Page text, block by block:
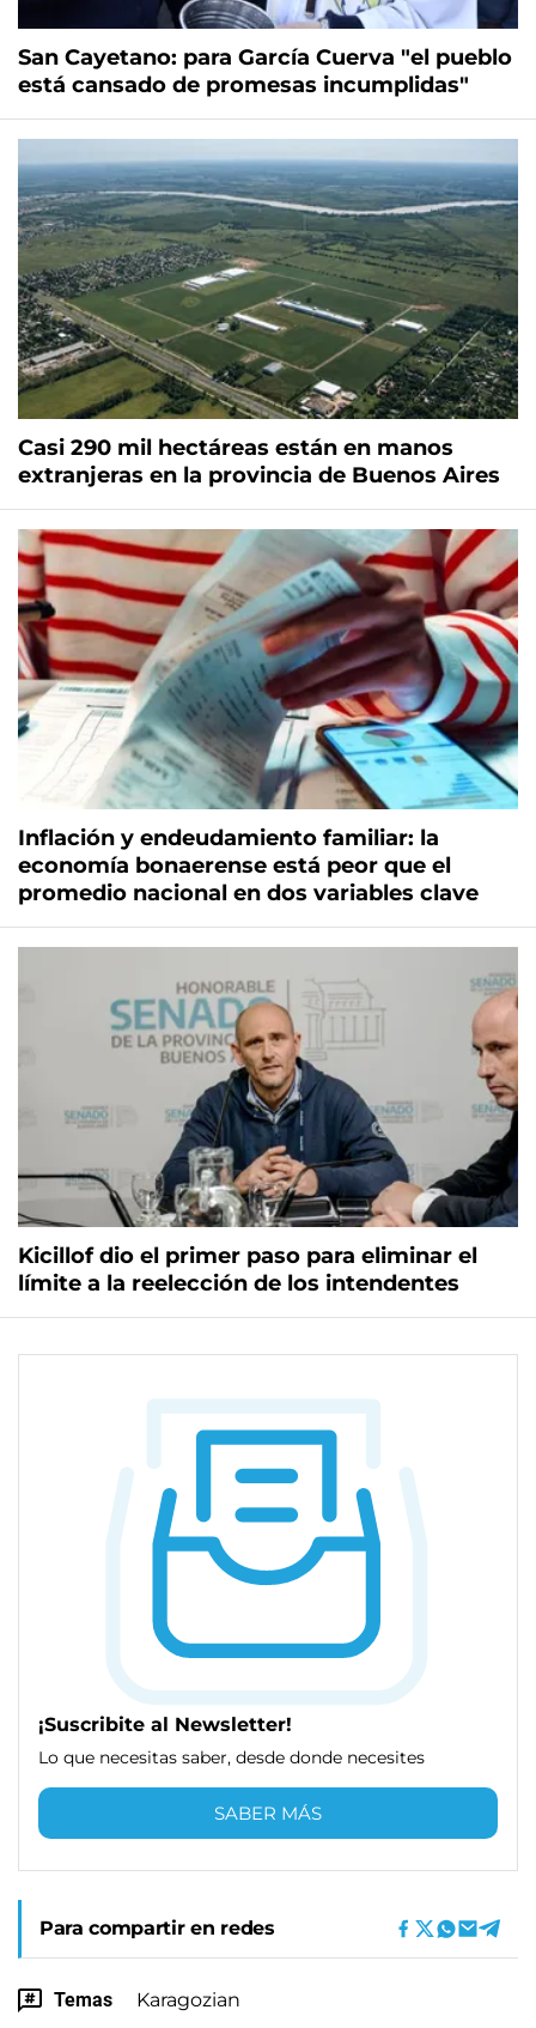
San Cayetano: para García Cuerva "el pueblo
está cansado de promesas incumplidas"
Casi 290 mil hectáreas están en manos
extranjeras en la provincia de Buenos Aires
Inflación y endeudamiento familiar: la
economía bonaerense está peor que el
promedio nacional en dos variables clave
Kicillof dio el primer paso para eliminar el
límite a la reelección de los intendentes
¡Suscribite al Newsletter!
Lo que necesitas saber, desde donde necesites
SABER MÁS
Para compartir en redes
Temas Karagozian